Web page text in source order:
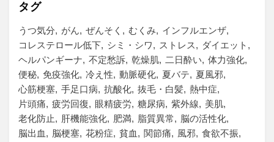
タグ
うつ気分 がん ぜんそく むくみ
インフルエンザ
コレステロール低下
シミ・シワ ストレス
ダイエット
ヘルパンギーナ
不定愁訴 乾燥肌 二日酔い
体力強化
便秘 免疫強化 冷え性 動脈硬化 夏バテ
夏風邪
心筋梗塞 手足口病 抗酸化 抜毛・白髪 熱中症
片頭痛
疲労回復 眼精疲労 糖尿病 紫外線
美肌
老化防止
肝機能強化 肥満 脂質異常
脳の活性化
脳出血
脳梗塞 花粉症 貧血 関節痛 風邪 食欲不振